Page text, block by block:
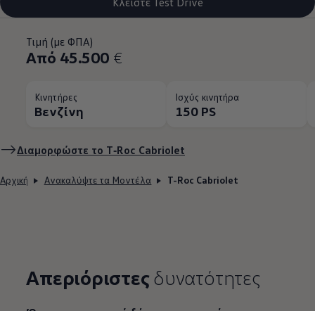
Τιμή (με ΦΠΑ)
Από 45.500 €
Κινητήρες
Βενζίνη
Ισχύς κινητήρα
150 PS
Διαμορφώστε το T‑Roc Cabriolet
Αρχική Ανακαλύψτε τα Μοντέλα T-Roc Cabriolet
Απεριόριστεςδυνατότητες